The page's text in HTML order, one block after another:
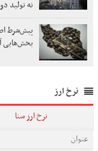
نه تولید
پیش‌شرط
بخش‌هایی
نرخ ارز
نرخ ارز سنا
عنوان